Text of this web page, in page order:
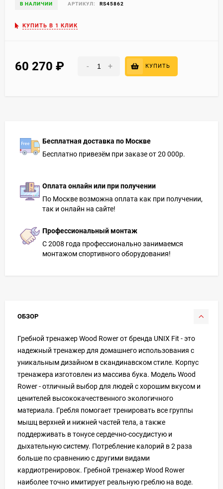
В НАЛИЧИИ АРТИКУЛ: RS45862
КУПИТЬ В 1 КЛИК
60 270 - + КУПИТЬ
Бесплатная доставка по Москве
Бесплатно привезём при заказе от 20 000р.
Оплата онлайн или при получении
По Москве возможна оплата как при получении,
так и онлайн на сайте!
Профессиональный монтаж
С 2008 года профессионально занимаемся
монтажом спортивного оборудования!
ОБЗОР
Гребной тренажер Wood Rower от бренда UNIX Fit - это
надежный тренажер для домашнего использования с
уникальным дизайном в скандинавском стиле. Корпус
тренажера изготовлен из массива бука. Модель Wood
Rower - отличный выбор для людей с хорошим вкусом и
ценителей высококачественного экологичного
материала. Гребля помогает тренировать все группы
мышц верхней и нижней частей тела, а также
поддерживать в тонусе сердечно-сосудистую и
дыхательную систему. Потребление калорий в 2 раза
больше по сравнению с другими видами
кардиотренировок. Гребной тренажер Wood Rower
наиболее точно имитирует реальную греблю на воде.